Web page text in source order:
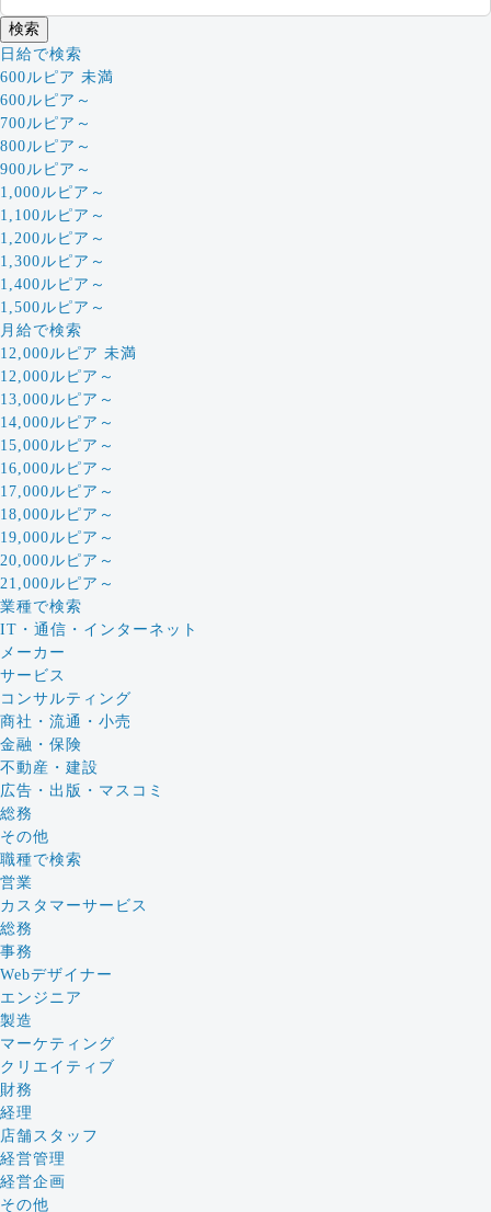
日給で検索
600ルピア 未満
600ルピア～
700ルピア～
800ルピア～
900ルピア～
1,000ルピア～
1,100ルピア～
1,200ルピア～
1,300ルピア～
1,400ルピア～
1,500ルピア～
月給で検索
12,000ルピア 未満
12,000ルピア～
13,000ルピア～
14,000ルピア～
15,000ルピア～
16,000ルピア～
17,000ルピア～
18,000ルピア～
19,000ルピア～
20,000ルピア～
21,000ルピア～
業種で検索
IT・通信・インターネット
メーカー
サービス
コンサルティング
商社・流通・小売
金融・保険
不動産・建設
広告・出版・マスコミ
総務
その他
職種で検索
営業
カスタマーサービス
総務
事務
Webデザイナー
エンジニア
製造
マーケティング
クリエイティブ
財務
経理
店舗スタッフ
経営管理
経営企画
その他